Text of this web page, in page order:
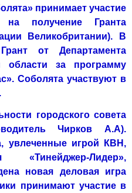
при­нимает участие
получение Гранта
Великобритании). В
от Де­партамента
области за программу
Соболята участвуют в
городского совета
Чирков А.А).
увлеченные игрой КВН,
Лидер»,
новая деловая игра
принимают уча­стие в